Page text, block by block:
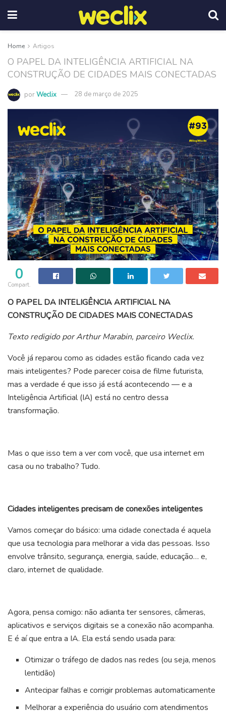
Home Artigos
O PAPEL DA INTELIGÊNCIA ARTIFICIAL NA
CONSTRUÇÃO DE CIDADES MAIS CONECTADAS
porWeclix 28 de março de 2025
0
Compart.
O PAPEL DA INTELIGÊNCIA ARTIFICIAL NA
CONSTRUÇÃO DE CIDADES MAIS CONECTADAS
Texto redigido por Arthur Marabin, parceiro Weclix.
Você já reparou como as cidades estão ficando cada vez
mais inteligentes? Pode parecer coisa de filme futurista,
mas a verdade é que isso já está acontecendo — e a
Inteligência Artificial (IA) está no centro dessa
transformação.
Mas o que isso tem a ver com você, que usa internet em
casa ou no trabalho? Tudo.
Cidades inteligentes precisam de conexões inteligentes
Vamos começar do básico: uma cidade conectada é aquela
que usa tecnologia para melhorar a vida das pessoas. Isso
envolve trânsito, segurança, energia, saúde, educação… e,
claro, internet de qualidade.
Agora, pensa comigo: não adianta ter sensores, câmeras,
aplicativos e serviços digitais se a conexão não acompanha.
E é aí que entra a IA. Ela está sendo usada para:
Otimizar o tráfego de dados nas redes (ou seja, menos
lentidão)
Antecipar falhas e corrigir problemas automaticamente
Melhorar a experiência do usuário com atendimentos